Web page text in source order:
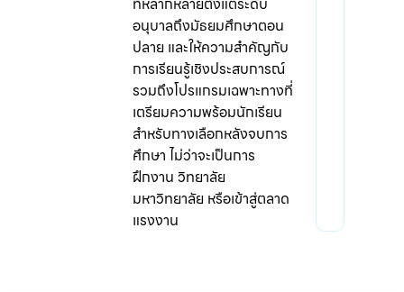
อนุบาลถึงมัธยมศึกษาตอน
ปลาย และให้ความสำคัญกับ
การเรียนรู้เชิงประสบการณ์
รวมถึงโปรแกรมเฉพาะทางที่
เตรียมความพร้อมนักเรียน
สำหรับทางเลือกหลังจบการ
ศึกษา ไม่ว่าจะเป็นการ
ฝึกงาน วิทยาลัย
มหาวิทยาลัย หรือเข้าสู่ตลาด
แรงงาน